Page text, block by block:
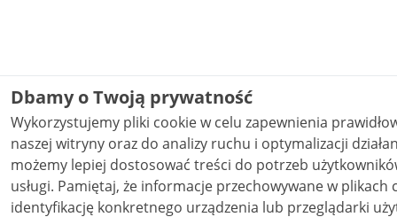
Dbamy o Twoją prywatność
Wykorzystujemy pliki cookie w celu zapewnienia
naszej witryny oraz do analizy ruchu i optymalizacji działania
możemy lepiej dostosować treści do potrzeb
usługi. Pamiętaj, że informacje przechowywane w plikach cookie mogą pozwalać na
identyfikację konkretnego urządzenia lub przeglądarki